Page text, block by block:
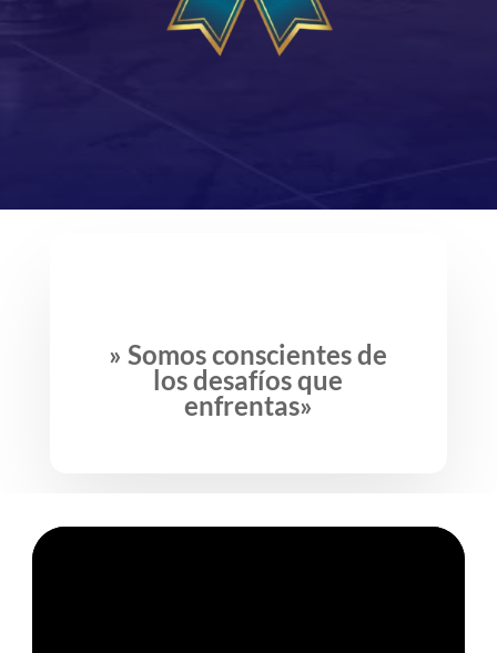
» Somos conscientes de
los desafíos que
enfrentas»